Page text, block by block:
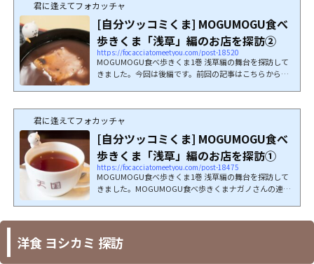
君に逢えてフォカッチャ
[自分ツッコミくま] MOGUMOGU食べ
歩きくま「浅草」編のお店を探訪②
https://focacciatomeetyou.com/post-18520
MOGUMOGU食べ歩きくま1巻 浅草編の舞台を探訪して
きました。今回は後編です。前回の記事はこちらから
君に逢えてフォカッチャ
[自分ツッコミくま] MOGUMOGU食べ
歩きくま「浅草」編のお店を探訪①
https://focacciatomeetyou.com/post-18475
MOGUMOGU食べ歩きくま1巻 浅草編の舞台を探訪して
きました。MOGUMOGU食べ歩きくまナガノさんの連載
洋食 ヨシカミ 探訪